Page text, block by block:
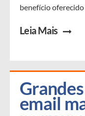
benefício oferecido
Leia Mais
email